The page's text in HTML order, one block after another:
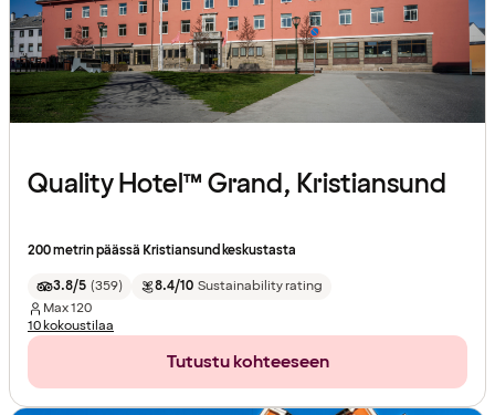
Quality Hotel™ Grand, Kristiansund
200 metrin päässä Kristiansund keskustasta
3.8/5 (359) 8.4/10 Sustainability rating
Max120
10 kokoustilaa
Tutustu kohteeseen